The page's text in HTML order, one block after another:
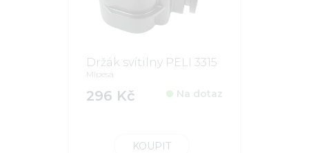
Držák svítilny PELI 3315
Mipesa
296 Kč Na dotaz
KOUPIT